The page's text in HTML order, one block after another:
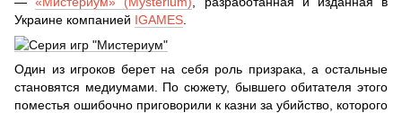
Украине компанией IGAMES
Один из игроков берет на себя роль призрака, а остальные
становятся медиумами. По сюжету, бывшего обитателя этого
поместья ошибочно приговорили к казни за убийство, которого